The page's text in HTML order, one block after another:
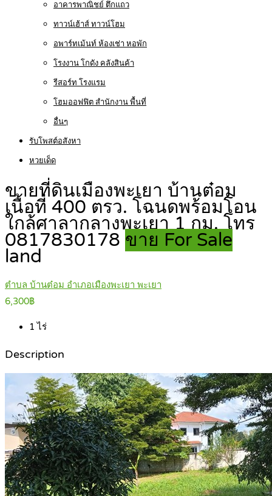
อาคารพาณิชย์ ตึกแถว
ทาวน์เฮ้าส์ ทาวน์โฮม
อพาร์ทเม้นท์ ห้องเช่า หอพัก
โรงงาน โกดัง คลังสินค้า
รีสอร์ท โรงแรม
โฮมออฟฟิต สำนักงาน พื้นที่
อื่นๆ
รับโพสต์อสังหา
หวยเด็ด
ขายที่ดินเมืองพะเยา บ้านต๋อม
เนื้อที่ 400 ตรว. โฉนดพร้อมโอน
ใกล้ศาลากลางพะเยา 1 กม. โทร
0817830178 ขาย For Sale
land
ตำบล บ้านต๋อม อำเภอเมืองพะเยา พะเยา
6,300฿
1 ไร่
Description